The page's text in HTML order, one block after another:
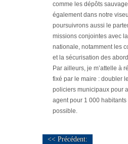
comme les dépôts
également dans notre
poursuivrons aussi le
missions conjointes avec
nationale, notamment les
et la sécurisation des
Par ailleurs, je m’attelle à
fixé par le maire : doubler
policiers municipaux pour
agent pour 1 000 habitants
possible.
<< Précédent: